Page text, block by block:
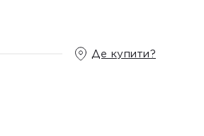
Де купити?